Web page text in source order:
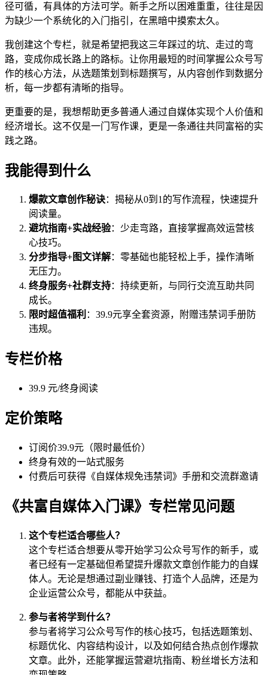
径可循，有具体的方法可学。新手之所以困难重重，往往是因
为缺少一个系统化的入门指引，在黑暗中摸索太久。
我创建这个专栏，就是希望把我这三年踩过的坑、走过的弯
路，变成你成长路上的路标。让你用最短的时间掌握公众号写
作的核心方法，从选题策划到标题撰写，从内容创作到数据分
析，每一步都有清晰的指导。
更重要的是，我想帮助更多普通人通过自媒体实现个人价值和
经济增长。这不仅是一门写作课，更是一条通往共同富裕的实
践之路。
我能得到什么
爆款文章创作秘诀：揭秘从0到1的写作流程，快速提升
阅读量。
避坑指南+实战经验：少走弯路，直接掌握高效运营核
心技巧。
分步指导+图文详解：零基础也能轻松上手，操作清晰
无压力。
终身服务+社群支持：持续更新，与同行交流互助共同
成长。
限时超值福利 ：39.9元享全套资源，附赠违禁词手册防
违规。
专栏价格
39.9 元/终身阅读
定价策略
订阅价39.9元（限时最低价）
终身有效的一站式服务
付费后可获得《自媒体规免违禁词》手册和交流群邀请
《共富自媒体入门课》专栏常见问题
这个专栏适合哪些人？
这个专栏适合想要从零开始学习公众号写作的新手，或
者已经有一定基础但希望提升爆款文章创作能力的自媒
体人。无论是想通过副业赚钱、打造个人品牌，还是为
企业运营公众号，都能从中获益。
参与者将学到什么？
参与者将学习公众号写作的核心技巧，包括选题策划、
标题优化、内容结构设计，以及如何结合热点创作爆款
文章。此外，还能掌握运营避坑指南、粉丝增长方法和